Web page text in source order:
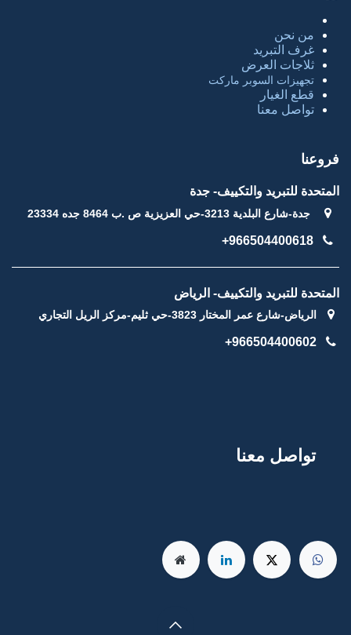
من نحن
غرف التبريد
ثلاجات العرض
تجهيزات السوبر ماركت
قطع الغيار
تواصل معنا
فروعنا
المتحدة للتبريد والتكييف- جدة
جدة-شارع البلدية 3213-حي العزيزية ص .ب 8464 جده 23334
966504400618+​
المتحدة للتبريد والتكييف- الرياض
الرياض-شارع عمر المختار 3823-حي ثليم-مركز الريل التجاري
966504400602+
توا صل معنا